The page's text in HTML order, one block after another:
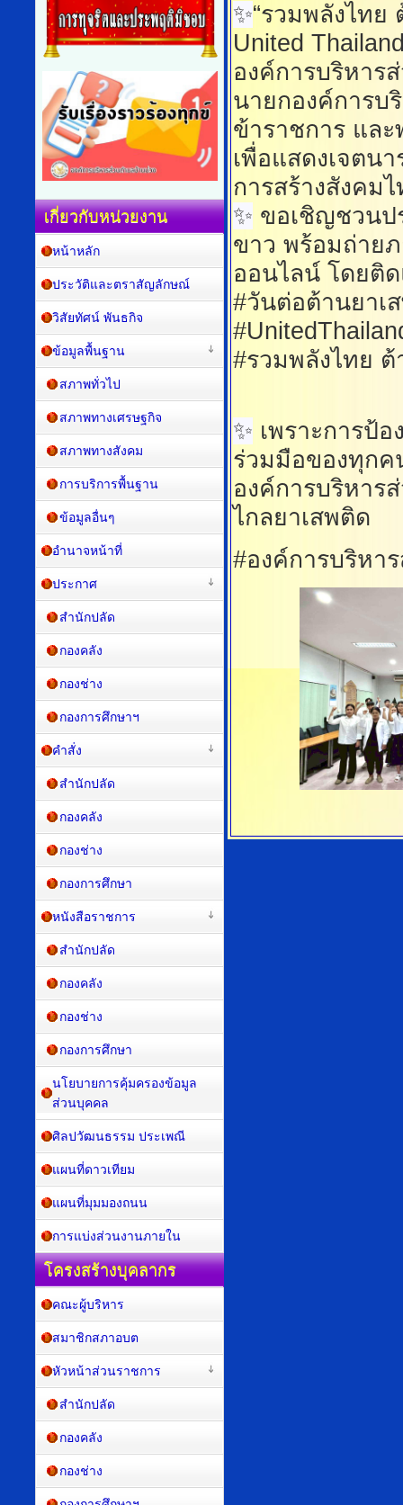
✨“รวมพลังไทย
United
องค์การบริหาร
นายกองค์การบ
ข้าราชการ แล
เพื่อแสดงเจตน
การสร้างสังคม
✨ ขอเชิญชวนป
ขาว พร้อมถ่าย
ออนไลน์ โดยติ
#วันต่อต้านยาเ
#รวมพลังไทย
✨ เพราะการป้
ร่วมมือของทุกค
องค์การบริหาร
ไกลยาเสพติด
#องค์การบริหา
เกี่ยวกับหน่วยงาน
หน้าหลัก
ประวัติและตราสัญลักษณ์
วิสัยทัศน์ พันธกิจ
ข้อมูลพื้นฐาน
สภาพทั่วไป
สภาพทางเศรษฐกิจ
สภาพทางสังคม
การบริการพื้นฐาน
ข้อมูลอื่นๆ
อำนาจหน้าที่
ประกาศ
สำนักปลัด
กองคลัง
กองช่าง
กองการศึกษาฯ
คำสั่ง
สำนักปลัด
กองคลัง
กองช่าง
กองการศึกษา
หนังสือราชการ
สำนักปลัด
กองคลัง
กองช่าง
กองการศึกษา
นโยบายการคุ้มครองข้อมูล
ส่วนบุคคล
ศิลปวัฒนธรรม ประเพณี
แผนที่ดาวเทียม
แผนที่มุมมองถนน
การแบ่งส่วนงานภายใน
โครงสร้างบุคลากร
คณะผู้บริหาร
สมาชิกสภาอบต
หัวหน้าส่วนราชการ
สำนักปลัด
กองคลัง
กองช่าง